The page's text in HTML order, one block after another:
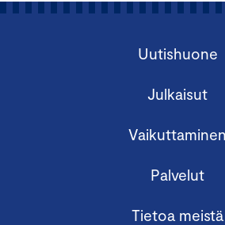
Uutishuone
Julkaisut
Vaikuttaminen
Palvelut
Tietoa meistä